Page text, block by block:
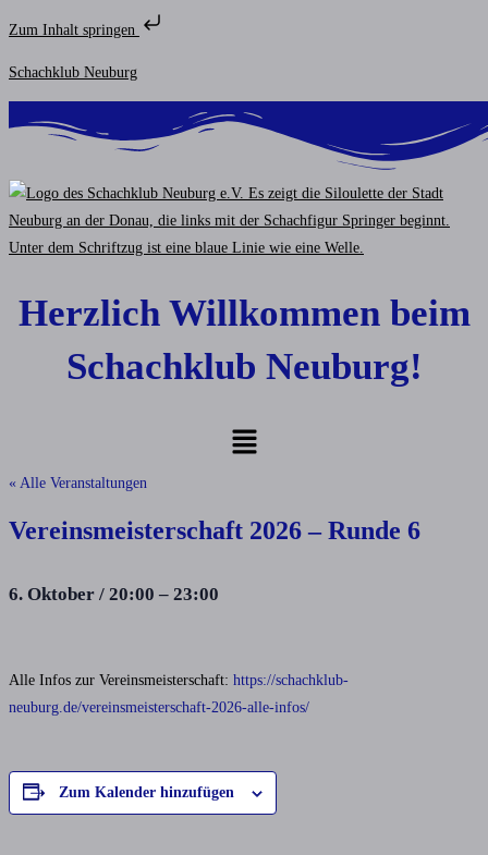
Zum Inhalt springen
Zum
Inhalt
springen
Schachklub Neuburg
Herzlich Willkommen beim
Schachklub Neuburg!
Menü
« Alle Veranstaltungen
Vereinsmeisterschaft 2026 – Runde 6
6. Oktober / 20:00 – 23:00
Alle Infos zur Vereinsmeisterschaft: https://schachklub-
neuburg.de/vereinsmeisterschaft-2026-alle-infos/
Zum Kalender hinzufügen